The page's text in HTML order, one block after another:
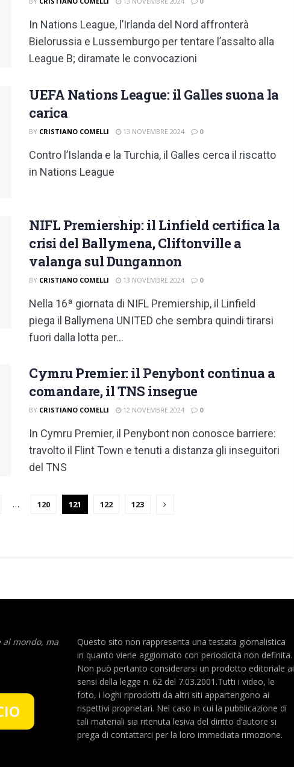
In Nations League, l’Irlanda del Nord affronterà
Bielorussia e Lussemburgo per tentare l’assalto alla
League B; diramate le convocazioni
UEFA Nations League: il Galles suona la
carica
BY CRISTIANO COMELLI 13 NOVEMBRE 2024 0
Contro l’Islanda e la Turchia, il Galles cerca il riscatto
in Nations League
NIFL Premiership: il Linfield certifica la
crisi del Ballymena, Cliftonville a
valanga sul Dungannon
BY CRISTIANO COMELLI 13 NOVEMBRE 2024 0
Nella 16ª giornata di NIFL Premiership, il Linfield
piega il Ballymena UNITED che sembra quindi tirarsi
fuori dalla lotta per...
Cymru Premier: il Penybont continua a
comandare, il TNS insegue
BY CRISTIANO COMELLI 12 NOVEMBRE 2024 0
In Cymru Premier, il Penybont non conosce barriere:
travolto il Flint Town e tenuti a distanza gli inseguitori
del TNS
… 120 121 122 123
mondo, ma
Questo sito non rappresenta una testata giornalistica
in quanto viene aggiornato con periodicità non definita.
Non può pertanto considerarsi un prodotto editoriale ai
sensi della legge n. 62 del 7.03.2001.Tutti i video, le
foto, i loghi riprodotti da altri siti appartengono ai
rispettivi proprietari. Nel caso in cui la pubblicazione di
tali materiali sia ritenuta lesiva del diritto d’autore si
prega di contattarci per la loro immediata rimozione.